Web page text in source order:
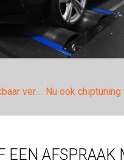
Een duidelijk merkbaar verschil voor de Volkswagen Golf 7 1.2tsi.
EEN AFSPRAAK